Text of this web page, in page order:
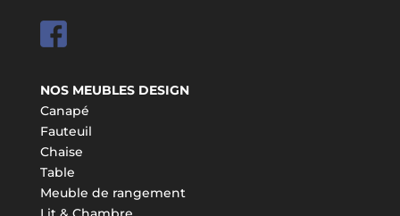
NOS MEUBLES DESIGN
Canapé
Fauteuil
Chaise
Table
Meuble de rangement